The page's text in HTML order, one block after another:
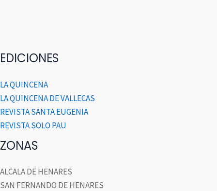
EDICIONES
LA QUINCENA
LA QUINCENA DE VALLECAS
REVISTA SANTA EUGENIA
REVISTA SOLO PAU
ZONAS
ALCALA DE HENARES
SAN FERNANDO DE HENARES